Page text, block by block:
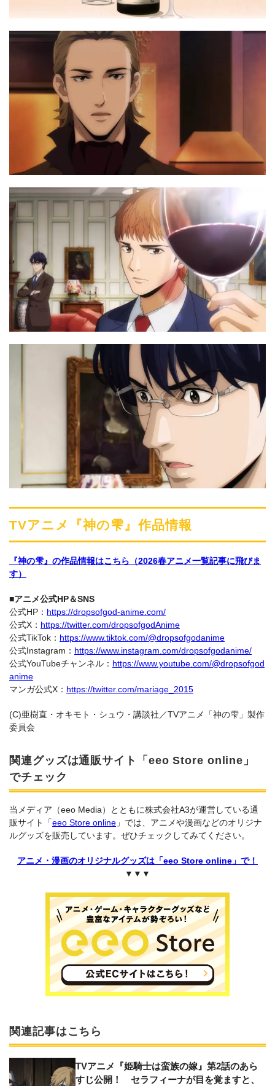
TVアニメ『神の雫』作品情報
『神の雫』の作品情報はこちら（2026春アニメ一覧記事に飛びま
す）
■アニメ公式HP＆SNS
公式HP： https://dropsofgod-anime.com/
公式X： https://twitter.com/dropsofgodAnime
公式TikTok： https://www.tiktok.com/@dropsofgodanime
公式Instagram： https://www.instagram.com/dropsofgodanime/
公式YouTubeチャンネル： https://www.youtube.com/@dropsofgod
anime
マンガ公式X： https://twitter.com/mariage_2015
(C)亜樹直・オキモト・シュウ・講談社／TVアニメ「神の雫」製作
委員会
関連グッズは通販サイト「eeo Store online」
でチェック
当メディア（eeo Media）とともに株式会社A3が運営している通
販サイト「eeo Store online 」では、アニメや漫画などのオリジナ
ルグッズを販売しています。ぜひチェックしてみてください。
アニメ・漫画のオリジナルグッズは「eeo Store online」で！
▼▼▼
関連記事はこちら
TVアニメ『姫騎士は蛮族の嫁』第2話のあら
すじ公開！ セラフィーナが目を覚ますと、